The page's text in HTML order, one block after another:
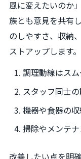
風に変えたいのか
族とも意見を共有
のしやすさ、収納
ストアップします。
調理動線はスム
スタッフ同士
機器や食器の
掃除やメンテ
改善したい点を明